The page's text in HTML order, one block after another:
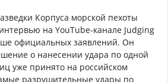
Корпуса морской пехоты
на YouTube-канале Judging
официальных заявлений. Он
о нанесении удара по одной
уже принято на российском
разрушительные удары по